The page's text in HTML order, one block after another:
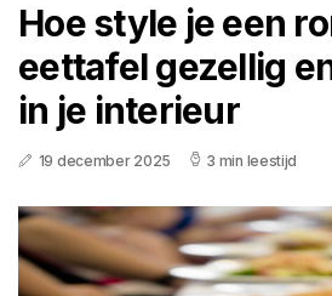
Hoe style je een
eettafel gezellig
in je interieur
19 december 2025 3 min leestijd